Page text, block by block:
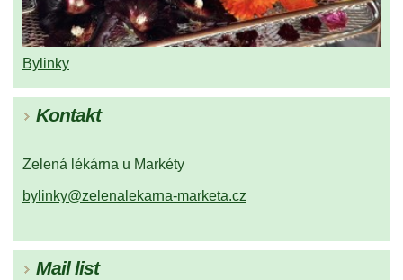
Bylinky
Kontakt
Zelená lékárna u Markéty
bylinky@zelenalekarna-marketa.cz
Mail list